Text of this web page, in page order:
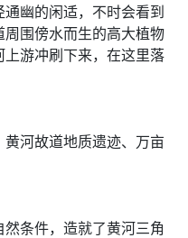
幽的闲适，不时会看到
围傍水而生的高大植物
游冲刷下来，在这里落
河故道地质遗迹、万亩
条件，造就了黄河三角